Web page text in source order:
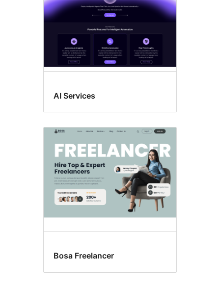
AI Services
Bosa Freelancer